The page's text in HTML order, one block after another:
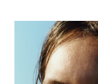
#NEW VINTAGE
#路地裏てぃーん
#GH 銘品の所以
#Commune H